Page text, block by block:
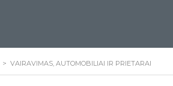
> VAIRAVIMAS, AUTOMOBILIAI IR PRIETARAI